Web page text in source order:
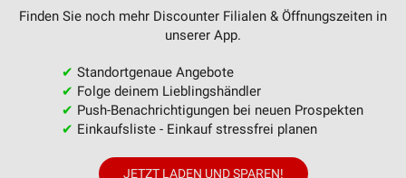
Finden Sie noch mehr Discounter Filialen & Öffnungszeiten in
unserer App.
✔ Standortgenaue Angebote
✔ Folge deinem Lieblingshändler
✔ Push-Benachrichtigungen bei neuen Prospekten
✔ Einkaufsliste - Einkauf stressfrei planen
JETZT LADEN UND SPAREN!